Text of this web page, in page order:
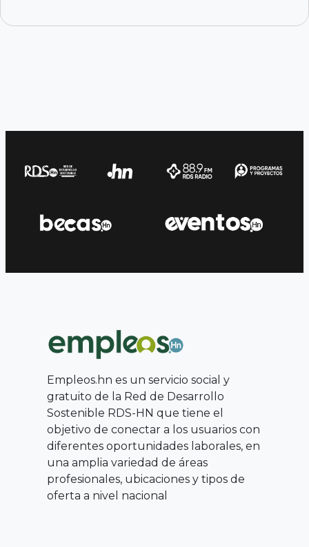
Empleos.hn es un servicio social y
gratuito de la Red de Desarrollo
Sostenible RDS-HN que tiene el
objetivo de conectar a los usuarios con
diferentes oportunidades laborales, en
una amplia variedad de áreas
profesionales, ubicaciones y tipos de
oferta a nivel nacional